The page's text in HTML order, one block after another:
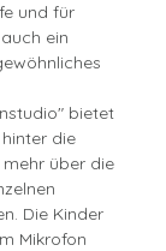
und für
ein
bietet
die
mehr über die
Die Kinder
Mikrofon